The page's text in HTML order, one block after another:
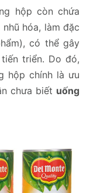
hộp còn chứa
hóa, làm đặc
có thể gây
triển. Do đó,
hộp chính là ưu
chưa biết uống